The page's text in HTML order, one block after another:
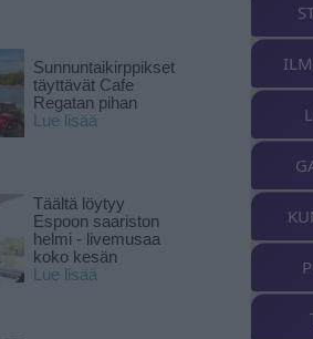
Sunnuntaikirppikset
täyttävät Cafe
Regatan pihan
Lue lisää
Täältä löytyy
Espoon saariston
helmi - livemusaa
koko kesän
Lue lisää